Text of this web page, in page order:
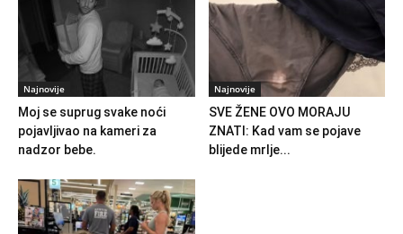
Najnovije
Moj se suprug svake noći
pojavljivao na kameri za
nadzor bebe.
Najnovije
SVE ŽENE OVO MORAJU
ZNATI: Kad vam se pojave
blijede mrlje...